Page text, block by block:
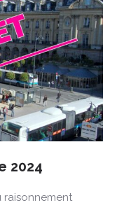
2024
raisonnement